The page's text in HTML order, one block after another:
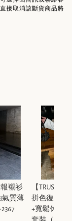
接取消該斷貨商品將
報襯衫
氣質薄
【
拼色復古小
+寬鬆休閒